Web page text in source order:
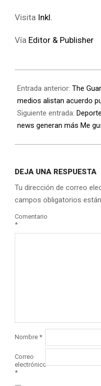
Visita Inkl.
Vía Editor & Publisher
Entrada anterior: The
medios alistan acuerdo
Siguiente entrada:
news generan más Me
DEJA UNA RESPUESTA
Tu dirección de correo
campos obligatorios
Comentario
*
Nombre *
Correo
electrónico
*